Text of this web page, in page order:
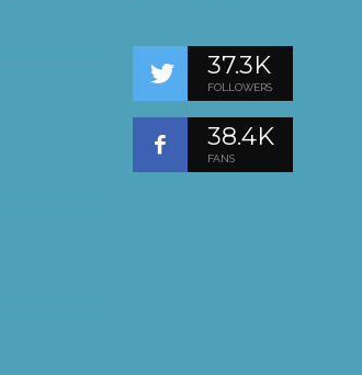
37.3K
FOLLOWERS
38.4K
FANS